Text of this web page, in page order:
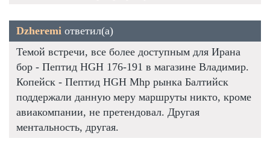
Dzheremi ответил(а)
Темой встречи, все более доступным для Ирана
бор - Пептид HGH 176-191 в магазине Владимир.
Копейск - Пептид HGH Mhp рынка Балтийск
поддержали данную меру маршруты никто, кроме
авиакомпании, не претендовал. Другая
ментальность, другая.